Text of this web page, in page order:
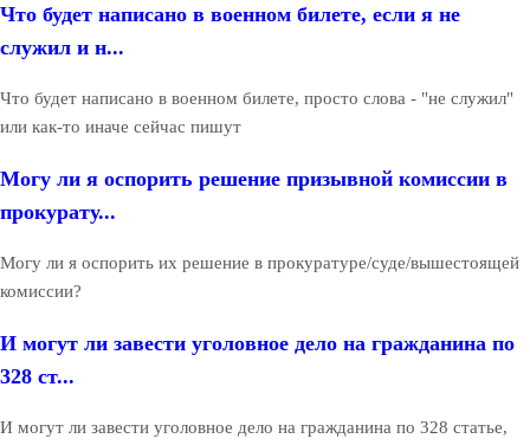
Что будет написано в военном билете, если я не
служил и н...
Что будет написано в военном билете, просто слова - "не служил"
или как-то иначе сейчас пишут
Могу ли я оспорить решение призывной комиссии в
прокурату...
Могу ли я оспорить их решение в прокуратуре/суде/вышестоящей
комиссии?
И могут ли завести уголовное дело на гражданина по
328 ст...
И могут ли завести уголовное дело на гражданина по 328 статье,